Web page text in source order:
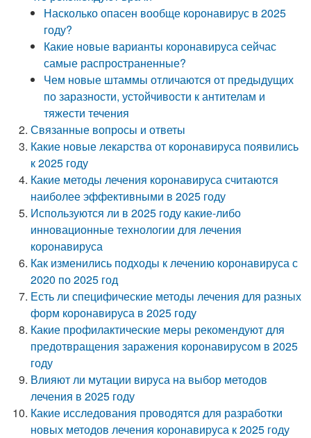
Насколько опасен вообще коронавирус в 2025
году?
Какие новые варианты коронавируса сейчас
самые распространенные?
Чем новые штаммы отличаются от предыдущих
по заразности, устойчивости к антителам и
тяжести течения
Связанные вопросы и ответы
Какие новые лекарства от коронавируса появились
к 2025 году
Какие методы лечения коронавируса считаются
наиболее эффективными в 2025 году
Используются ли в 2025 году какие-либо
инновационные технологии для лечения
коронавируса
Как изменились подходы к лечению коронавируса с
2020 по 2025 год
Есть ли специфические методы лечения для разных
форм коронавируса в 2025 году
Какие профилактические меры рекомендуют для
предотвращения заражения коронавирусом в 2025
году
Влияют ли мутации вируса на выбор методов
лечения в 2025 году
Какие исследования проводятся для разработки
новых методов лечения коронавируса к 2025 году